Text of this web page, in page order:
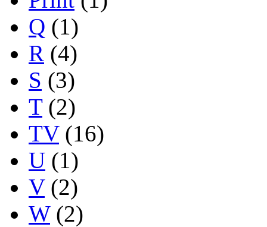
Q (1)
R (4)
S (3)
T(2)
TV(16)
U (1)
V(2)
W(2)